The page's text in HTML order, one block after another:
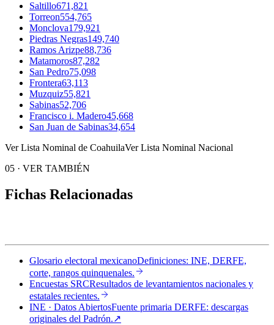
Saltillo671,821
Torreon554,765
Monclova179,921
Piedras Negras149,740
Ramos Arizpe88,736
Matamoros87,282
San Pedro75,098
Frontera63,113
Muzquiz55,821
Sabinas52,706
Francisco i. Madero45,668
San Juan de Sabinas34,654
Ver Lista Nominal de CoahuilaVer Lista Nominal Nacional
05 · VER TAMBIÉN
Fichas Relacionadas
Glosario electoral mexicanoDefiniciones: INE, DERFE,
corte, rangos quinquenales.
Encuestas SRCResultados de levantamientos nacionales y
estatales recientes.
INE · Datos AbiertosFuente primaria DERFE: descargas
originales del Padrón.↗︎